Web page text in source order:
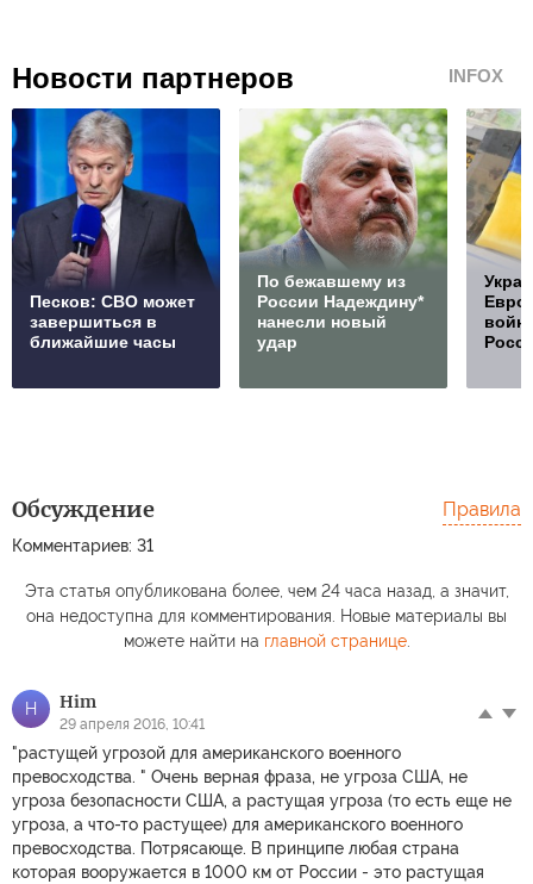
Новости партнеров INFOX
Песков: СВО может
завершиться в
ближайшие часы
По бежавшему из
России Надеждину*
нанесли новый
удар
Обсуждение
Комментариев: 31
Правила
Эта статья опубликована более, чем 24 часа назад, а значит,
она недоступна для комментирования. Новые материалы вы
можете найти на главной странице.
H Him
29 апреля 2016, 10:41
"растущей угрозой для американского военного
превосходства. " Очень верная фраза, не угроза США, не
угроза безопасности США, а растущая угроза (то есть еще не
угроза, а что-то растущее) для американского военного
превосходства. Потрясающе. В принципе любая страна
которая вооружается в 1000 км от России - это растущая